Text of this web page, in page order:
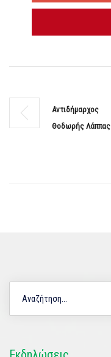
Αντιδήμαρχος
Θοδωρής Λάππας